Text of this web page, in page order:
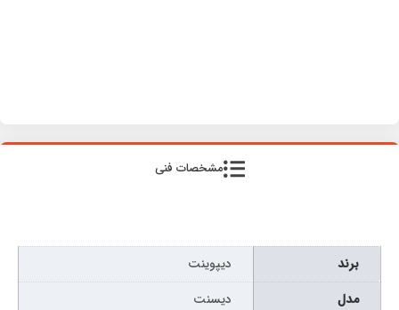
مشخصات فنی
برند
دیپوینت
مدل
دیسنت